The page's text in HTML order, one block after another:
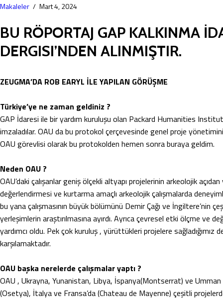
Makaleler Mart 4, 2024
BU RÖPORTAJ GAP KALKINMA
DERGISI’NDEN ALINMIŞTIR.
ZEUGMA’DA ROB EARYL İLE YAPILAN GÖRÜŞME
Türkiye’ye ne zaman geldiniz ?
GAP İdaresi ile bir yardım kuruluşu olan Packard Humanities
imzaladılar. OAU da bu protokol çerçevesinde genel proje
OAU görevlisi olarak bu protokolden hemen sonra buraya geldim.
Neden OAU ?
OAU’daki çalışanlar geniş ölçekli altyapı projelerinin arkeolojik
değerlendirmesi ve kurtarma amaçlı arkeolojik çalışmalarda
bu yana çalışmasının büyük bölümünü Demir Çağı ve İngiltere’nin
yerleşimlerin araştırılmasına ayırdı. Ayrıca çevresel etki ölçme ve
yardımcı oldu. Pek çok kuruluş , yürüttükleri projelere
karşılamaktadır.
OAU başka nerelerde çalışmalar yaptı ?
OAU , Ukrayna, Yunanistan, Libya, İspanya(Montserrat) ve Umman
(Osetya), İtalya ve Fransa’da (Chateau de Mayenne) çeşitli